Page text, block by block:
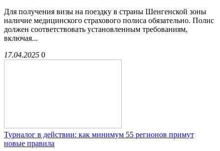
Для получения визы на поездку в страны Шенгенской зоны
наличие медицинского страхового полиса обязательно. Полис
должен соответствовать установленным требованиям,
включая...
17.04.2025 0
Турналог в действии: как минимум 55 регионов примут
новые правила